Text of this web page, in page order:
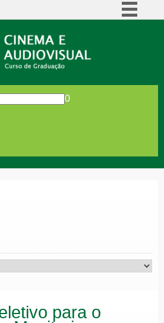
Comunica BR
Acesso à informação
Legislação
0
para o